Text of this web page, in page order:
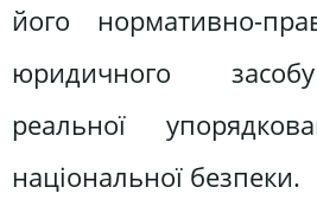
його нормативно-
юридичного
реальної
національної безпеки.